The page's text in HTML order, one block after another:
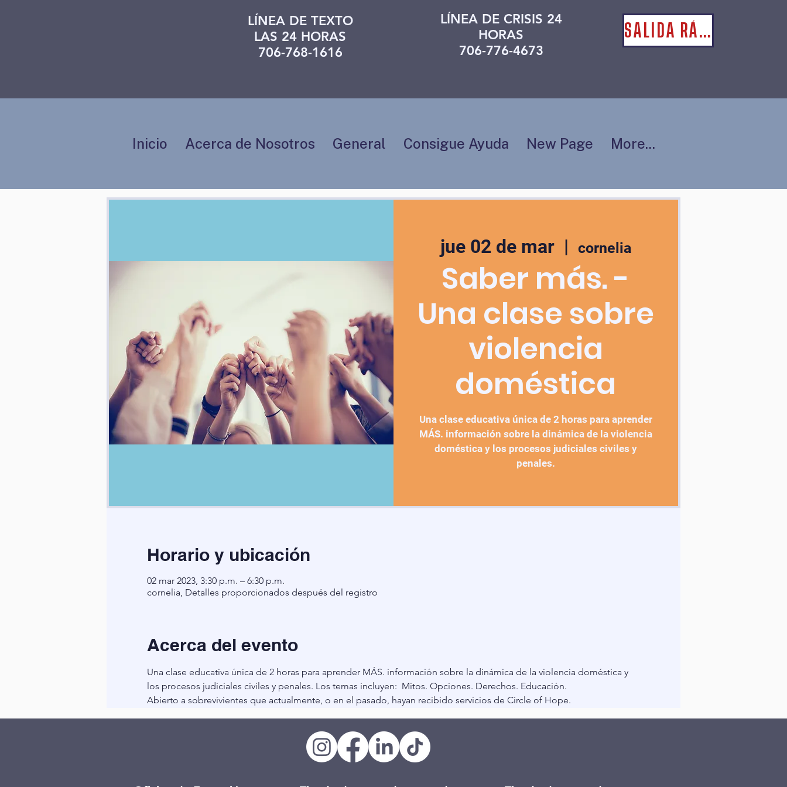
LÍNEA DE TEXTO
LAS 24 HORAS
706-768-1616
LÍNEA DE CRISIS 24
HORAS
706-776-4673
Inicio Acerca de Nosotros General Consigue Ayuda New Page More...
jue 02 de mar
  |
cornelia
Saber más. -
Una clase sobre
violencia
doméstica
Una clase educativa única de 2 horas para aprender
MÁS. información sobre la dinámica de la violencia
doméstica y los procesos judiciales civiles y
penales.
Horario y ubicación
02 mar 2023, 3:30 p.m. – 6:30 p.m.
cornelia, Detalles proporcionados después del registro
Acerca del evento
Una clase educativa única de 2 horas para aprender MÁS. información sobre la dinámica de la violencia doméstica y
los procesos judiciales civiles y penales. Los temas incluyen:  Mitos. Opciones. Derechos. Educación.
Abierto a sobrevivientes que actualmente, o en el pasado, hayan recibido servicios de Circle of Hope.